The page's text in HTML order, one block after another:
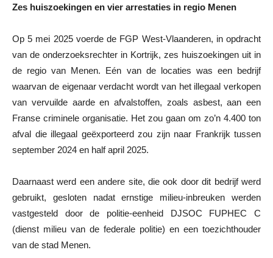
Zes huiszoekingen en vier arrestaties in regio Menen
Op 5 mei 2025 voerde de FGP West-Vlaanderen, in opdracht
van de onderzoeksrechter in Kortrijk, zes huiszoekingen uit in
de regio van Menen. Eén van de locaties was een bedrijf
waarvan de eigenaar verdacht wordt van het illegaal verkopen
van vervuilde aarde en afvalstoffen, zoals asbest, aan een
Franse criminele organisatie. Het zou gaan om zo’n 4.400 ton
afval die illegaal geëxporteerd zou zijn naar Frankrijk tussen
september 2024 en half april 2025.
Daarnaast werd een andere site, die ook door dit bedrijf werd
gebruikt, gesloten nadat ernstige milieu-inbreuken werden
vastgesteld door de politie-eenheid DJSOC FUPHEC C
(dienst milieu van de federale politie) en een toezichthouder
van de stad Menen.